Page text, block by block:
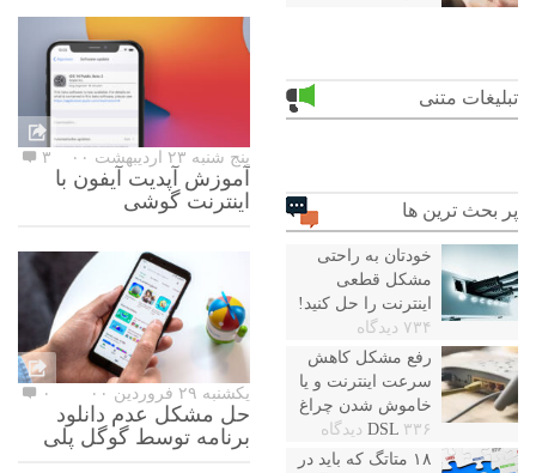
تبلیغات متنی
پر بحث ترین ها
خودتان به راحتی
مشکل قطعی
اینترنت را حل کنید!
۷۳۴ دیدگاه
رفع مشکل کاهش
سرعت اینترنت و یا
خاموش شدن چراغ
DSL ۳۳۶ دیدگاه
۱۸ متاتگ که باید در
پنج شنبه ۲۳ اردیبهشت ۰۰ ۳
آموزش آپدیت آیفون با
اینترنت گوشی
یکشنبه ۲۹ فروردین ۰۰ ۰
حل مشکل عدم دانلود
برنامه توسط گوگل پلی